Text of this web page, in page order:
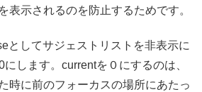
表示されるのを防止するためです。
としてサジェストリストを非表示に
します。currentを０にするのは、
時に前のフォーカスの場所にあたっ